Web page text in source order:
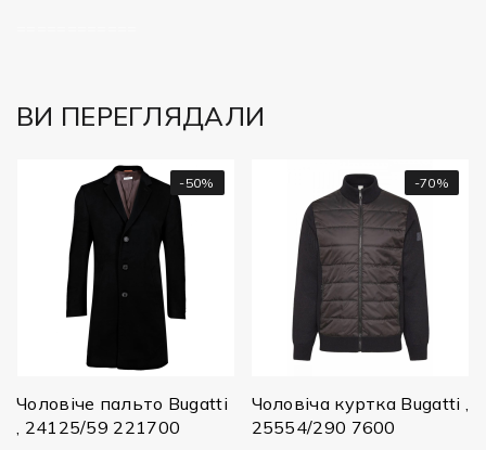
ВИ ПЕРЕГЛЯДАЛИ
-50%
Чоловіче пальто Bugatti
, 24125/59 221700
-70%
Чоловіча куртка Bugatti ,
25554/290 7600